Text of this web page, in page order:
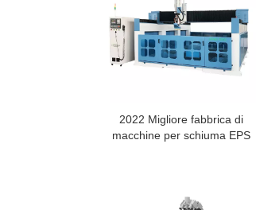
2022 Migliore fabbrica di
macchine per schiuma EPS